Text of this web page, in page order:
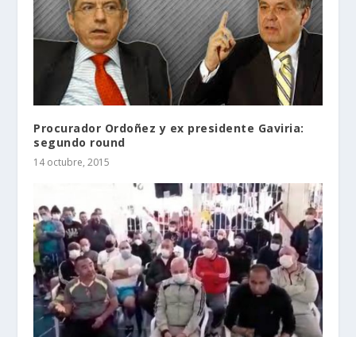
Procurador Ordoñez y ex presidente Gaviria:
segundo round
14 octubre, 2015